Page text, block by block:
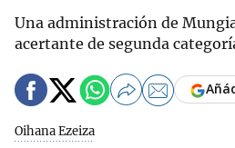
Una administración de
acertante de segunda
Oihana Ezeiza